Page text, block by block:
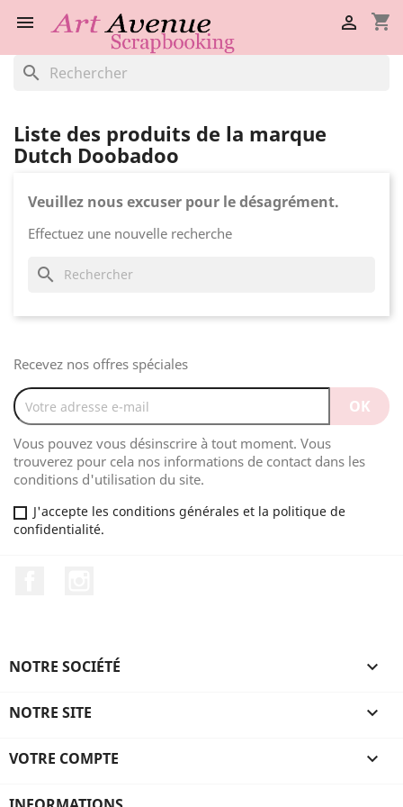
 shopping_cart

search
Liste des produits de la marque
Dutch Doobadoo
Veuillez nous excuser pour le désagrément.
Effectuez une nouvelle recherche
search
Recevez nos offres spéciales
Vous pouvez vous désinscrire à tout moment. Vous
trouverez pour cela nos informations de contact dans les
conditions d'utilisation du site.
J'accepte les conditions générales et la politique de
confidentialité.
NOTRE SOCIÉTÉ 
NOTRE SITE 
VOTRE COMPTE 